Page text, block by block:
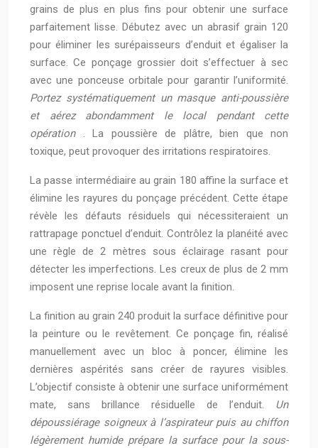
grains de plus en plus fins pour obtenir une surface
parfaitement lisse. Débutez avec un abrasif grain 120
pour éliminer les surépaisseurs d’enduit et égaliser la
surface. Ce ponçage grossier doit s’effectuer à sec
avec une ponceuse orbitale pour garantir l’uniformité.
Portez systématiquement un masque anti-poussière
et aérez abondamment le local pendant cette
opération
. La poussière de plâtre, bien que non
toxique, peut provoquer des irritations respiratoires.
La passe intermédiaire au grain 180 affine la surface et
élimine les rayures du ponçage précédent. Cette étape
révèle les défauts résiduels qui nécessiteraient un
rattrapage ponctuel d’enduit. Contrôlez la planéité avec
une règle de 2 mètres sous éclairage rasant pour
détecter les imperfections. Les creux de plus de 2 mm
imposent une reprise locale avant la finition.
La finition au grain 240 produit la surface définitive pour
la peinture ou le revêtement. Ce ponçage fin, réalisé
manuellement avec un bloc à poncer, élimine les
dernières aspérités sans créer de rayures visibles.
L’objectif consiste à obtenir une surface uniformément
mate, sans brillance résiduelle de l’enduit. Un
dépoussiérage soigneux à l’aspirateur puis au chiffon
légèrement humide prépare la surface pour la sous-